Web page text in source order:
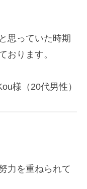
思っていた時期
おります。
様（20代男性）
力を重ねられて